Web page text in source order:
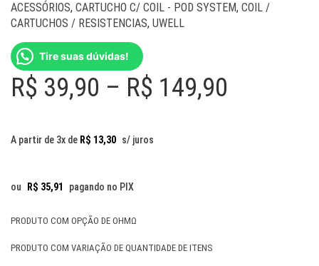
ACESSÓRIOS, CARTUCHO C/ COIL - POD SYSTEM, COIL /
CARTUCHOS / RESISTENCIAS, UWELL
Tire suas dúvidas!
R$ 39,90 – R$ 149,90
A partir de 3x de R$ 13,30 s/ juros
ou R$ 35,91 pagando no PIX
PRODUTO COM OPÇÃO DE OHMΩ
PRODUTO COM VARIAÇÃO DE QUANTIDADE DE ITENS